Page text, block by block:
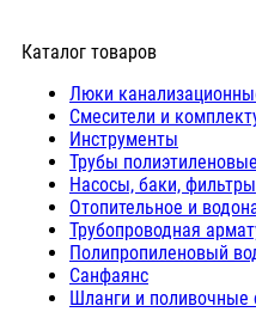
Каталог товаров
Люки
Cмесители и
Инструменты
Трубы
Насосы, баки, фильтры
Отопительное и
Трубопроводная
Полипропиленовый
Санфаянс
Шланги и поливочные